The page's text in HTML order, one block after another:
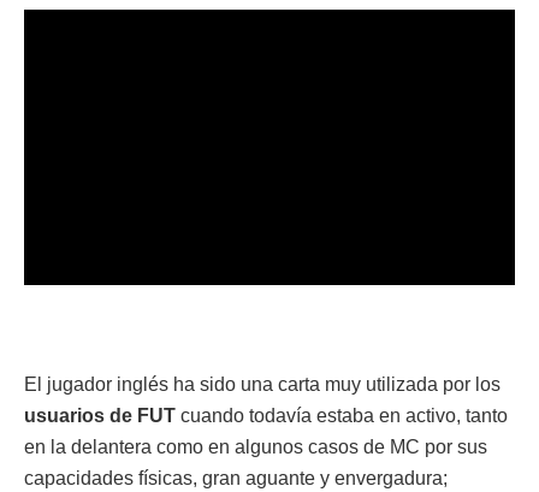
El jugador inglés ha sido una carta muy utilizada por los
usuarios de FUT cuando todavía estaba en activo, tanto
en la delantera como en algunos casos de MC por sus
capacidades físicas, gran aguante y envergadura;